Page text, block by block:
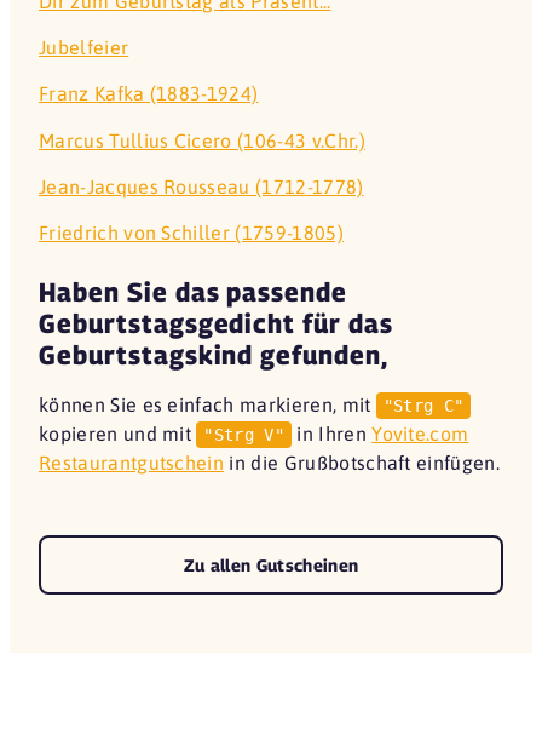
Jubelfeier
Franz Kafka (1883-1924)
Marcus Tullius Cicero (106-43 v.Chr.)
Jean-Jacques Rousseau (1712-1778)
Friedrich von Schiller (1759-1805)
Haben Sie das passende
Geburtstagsgedicht für das
Geburtstagskind gefunden,
können Sie es einfach markieren, mit "Strg C"
kopieren und mit "Strg V" in IhrenYovite.com
Restaurantgutschein in die Grußbotschaft einfügen.
Zu allen Gutscheinen